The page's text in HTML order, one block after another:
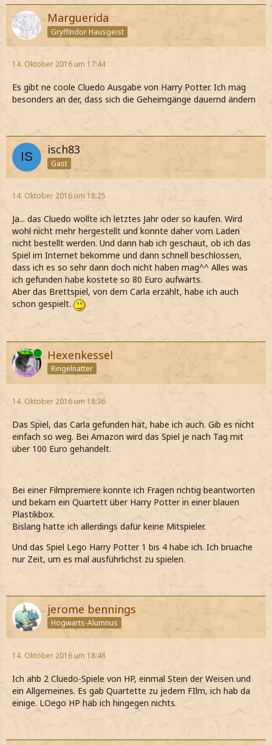
Marguerida
Gryffindor Hausgeist
14. Oktober 2016 um 17:44
Es gibt ne coole Cluedo Ausgabe von Harry Potter. Ich mag
besonders an der, dass sich die Geheimgänge dauernd ändern
isch83
Gast
14. Oktober 2016 um 18:25
Ja... das Cluedo wollte ich letztes Jahr oder so kaufen. Wird
wohl nicht mehr hergestellt und konnte daher vom Laden
nicht bestellt werden. Und dann hab ich geschaut, ob ich das
Spiel im Internet bekomme und dann schnell beschlossen,
dass ich es so sehr dann doch nicht haben mag^^ Alles was
ich gefunden habe kostete so 80 Euro aufwärts.
Aber das Brettspiel, von dem Carla erzählt, habe ich auch
schon gespielt.
Online Hexenkessel
Ringelnatter
14. Oktober 2016 um 18:36
Das Spiel, das Carla gefunden hat, habe ich auch. Gib es nicht
einfach so weg. Bei Amazon wird das Spiel je nach Tag mit
über 100 Euro gehandelt.
Bei einer Filmpremiere konnte ich Fragen richtig beantworten
und bekam ein Quartett über Harry Potter in einer blauen
Plastikbox.
Bislang hatte ich allerdings dafür keine Mitspieler.
Und das Spiel Lego Harry Potter 1 bis 4 habe ich. Ich bruache
nur Zeit, um es mal ausführlichst zu spielen.
jerome bennings
Hogwarts-Alumnus
14. Oktober 2016 um 18:48
Ich ahb 2 Cluedo-Spiele von HP, einmal Stein der Weisen und
ein Allgemeines. Es gab Quartette zu jedem FIlm, ich hab da
einige. LOego HP hab ich hingegen nichts.